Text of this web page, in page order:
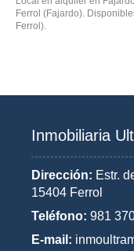
Ferrol (Fajardo).
Ferrol).
Inmobiliaria
Dirección: Estr.
15404 Ferrol
Teléfono: 981
E-mail: